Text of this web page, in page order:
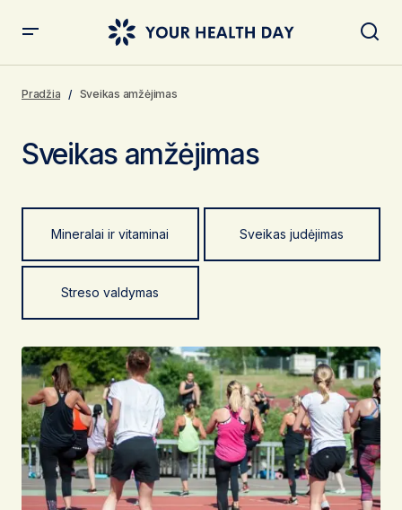
Pradžia Sveikas amžėjimas
Sveikas amžėjimas
Mineralai ir vitaminai Sveikas judėjimas
Streso valdymas